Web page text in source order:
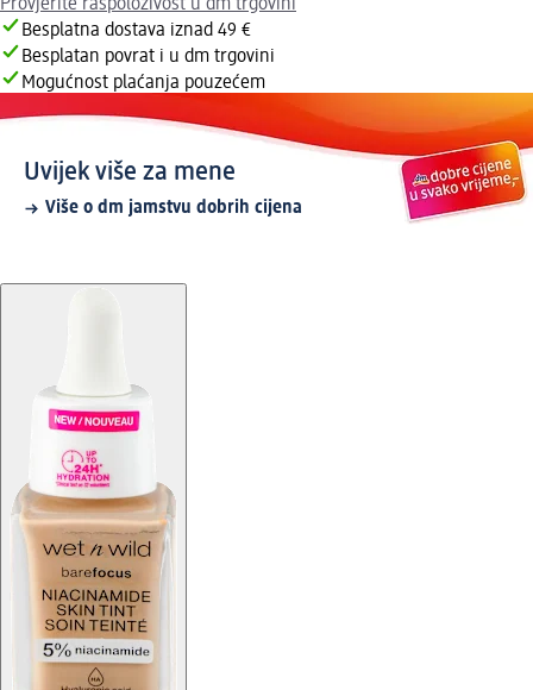
Provjerite raspoloživost u dm trgovini
Besplatna dostava iznad 49 €
Besplatan povrat i u dm trgovini
Mogućnost plaćanja pouzećem
Uvijek više za mene
Više o dm jamstvu dobrih cijena